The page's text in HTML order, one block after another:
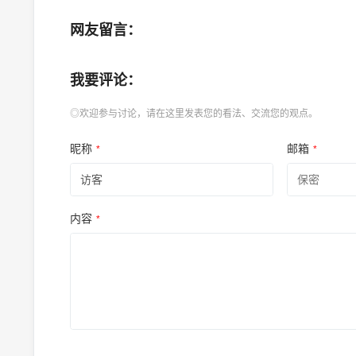
网友留言：
我要评论：
◎欢迎参与讨论，请在这里发表您的看法、交流您的观点。
昵称 * 邮箱 *
内容 *